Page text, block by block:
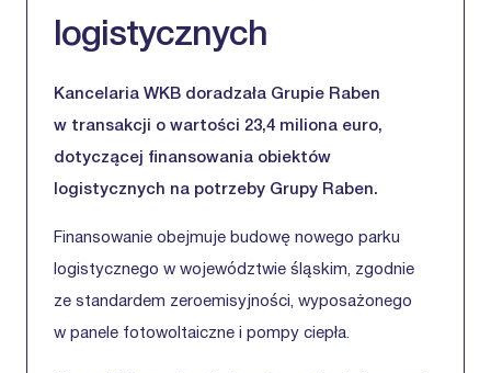
logistycznych
Kancelaria WKB doradzała Grupie Raben
w transakcji o wartości 23,4 miliona euro,
dotyczącej finansowania obiektów
logistycznych na potrzeby Grupy Raben.
Finansowanie obejmuje budowę nowego parku
logistycznego w województwie śląskim, zgodnie
ze standardem zeroemisyjności, wyposażonego
w panele fotowoltaiczne i pompy ciepła.